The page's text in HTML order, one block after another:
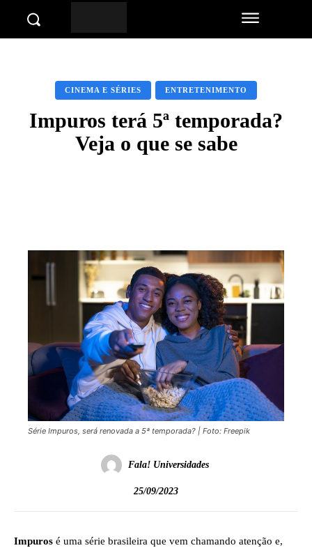
CINEMA E SÉRIES ENTRETENIMENTO
Impuros terá 5ª temporada?
Veja o que se sabe
Série Impuros, será renovada a 5ª temporada? | Foto: Freepik
Fala! Universidades
25/09/2023
Impuros é uma série brasileira que vem chamando atenção e,